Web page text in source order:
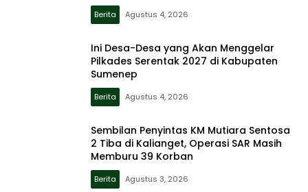
Berita Agustus 4, 2026
Ini Desa-Desa yang Akan Menggelar
Pilkades Serentak 2027 di Kabupaten
Sumenep
Berita Agustus 4, 2026
Sembilan Penyintas KM Mutiara Sentosa
2 Tiba di Kalianget, Operasi SAR Masih
Memburu 39 Korban
Berita Agustus 3, 2026